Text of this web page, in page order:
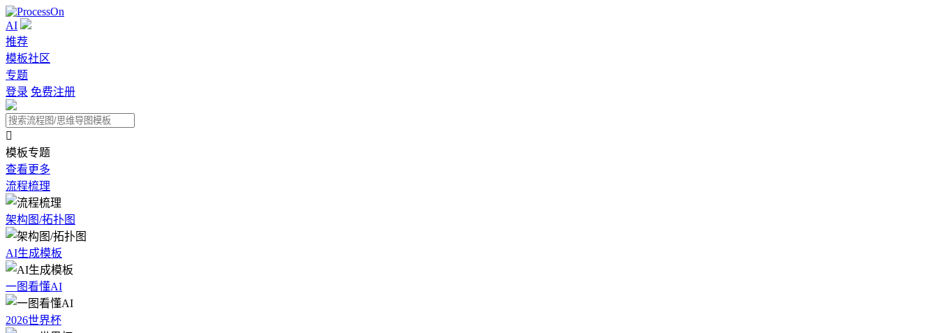
AI
推荐
模板社区
专题
登录 免费注册

模板专题
查看更多
流程梳理
架构图/拓扑图
AI生成模板
一图看懂AI
2026世界杯